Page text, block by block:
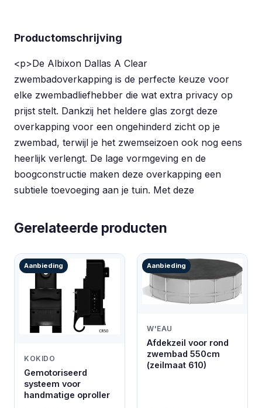
Productomschrijving
<p>De Albixon Dallas A Clear
zwembadoverkapping is de perfecte keuze voor
elke zwembadliefhebber die wat extra privacy op
prijst stelt. Dankzij het heldere glas zorgt deze
overkapping voor een ongehinderd zicht op je
zwembad, terwijl je het zwemseizoen ook nog eens
heerlijk verlengt. De lage vormgeving en de
boogconstructie maken deze overkapping een
subtiele toevoeging aan je tuin. Met deze
Gerelateerde producten
Aanbieding
KOKIDO
Gemotoriseerd
systeem voor
handmatige oproller
Aanbieding
W'EAU
Afdekzeil voor rond
zwembad 550cm
(zeilmaat 610)